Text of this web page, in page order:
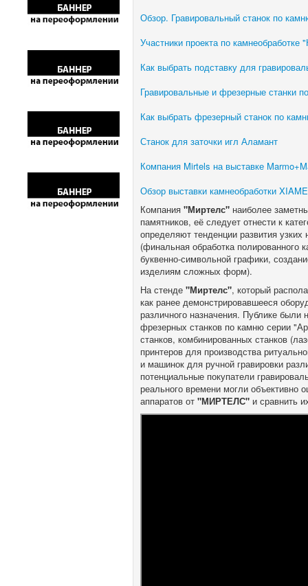
Обзор. Гравировальный станок по
Участники проекта по
Как выбрать подставку для
Гравировальные и фрезерные станки
Как выбрать фрезерный станок по
Станок для заточки игл Аламант
Компания Mirtels на выставке
Обзор выставки камнеобработки
Компания"Миртелс" наиболее
памятников, её следует отнести к
определяют тенденции развития
(финальная обработка полированного
буквенно-символьной графики,
изделиям сложных форм).
На стенде"Миртелс", который
как ранее демонстрировавшееся
различного назначения. Публике были
фрезерных станков по камню серии
станков, комбинированных станков
принтеров для производства
и машинок для ручной гравировки
потенциальные покупатели
реального времени могли объективно
аппаратов от"МИРТЕЛС" и сравнить